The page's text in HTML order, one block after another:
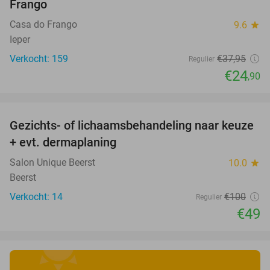
Frango
Casa do Frango 9.6 star
Ieper
Verkocht: 159
Regulier €37,95
€24,90
51%
Gezichts- of lichaamsbehandeling naar keuze
+ evt. dermaplaning
Salon Unique Beerst 10.0 star
Beerst
Verkocht: 14
Regulier €100
€49